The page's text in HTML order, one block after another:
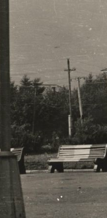
Ладыниной
Ладыниной
Ладыниной
Ладыниной
Ладыниной
Ладыниной
Ладыниной